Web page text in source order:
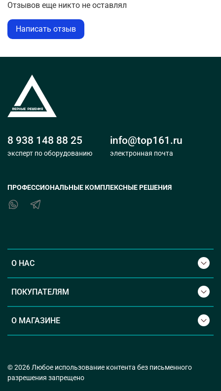
Отзывов еще никто не оставлял
Написать отзыв
О НАС
ПОКУПАТЕЛЯМ
О МАГАЗИНЕ
8 938 148 88 25
эксперт по оборудованию
info@top161.ru
электронная почта
ПРОФЕССИОНАЛЬНЫЕ КОМПЛЕКСНЫЕ РЕШЕНИЯ
© 2026 Любое использование контента без письменного
разрешения запрещено